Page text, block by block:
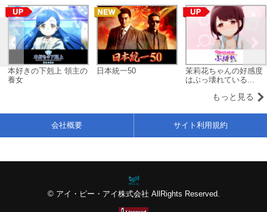
本好きの下剋上 領主の
養女
日本統一50
茉莉花ちゃんの好感度
はぶっ壊れている...
もっと見る
© アイ・ピー・アイ株式会社 AllRights Reserved.
会社概要 サイト利用規約